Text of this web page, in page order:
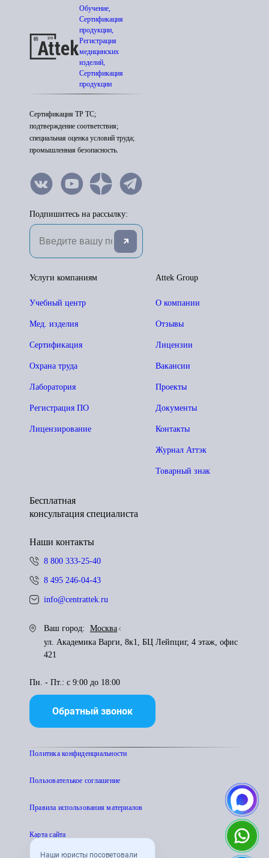
Наши юристы посоветовали
Обучение,
Сертификация
продукции,
Регистрация
медицинских
изделий,
Сертификация
продукции
Сертификация ТР ТС;
подтверждение соответствия;
специальная оценка условий труда;
промышленная безопасность.
Подпишитесь на рассылку:
Attek Group
О компании
Отзывы
Лицензии
Вакансии
Проекты
Документы
Контакты
Журнал Аттэк
Товарный знак
Услуги компаниям
Учебный центр
Мед. изделия
Сертификация
Охрана труда
Лаборатория
Регистрация ПО
Лицензирование
Бесплатная
консультация специалиста
Наши контакты
8 800 333-25-40
8 495 246-04-43
info@centrattek.ru
Ваш город:
Москва
ул. Академика Варги, 8к1, БЦ Лейпциг, 4 этаж, офис
421
Пн. - Пт.: с 9:00 до 18:00
Обратный звонок
Политика конфиденциальности
Пользователькое соглашение
Правила использования материалов
Карта сайта